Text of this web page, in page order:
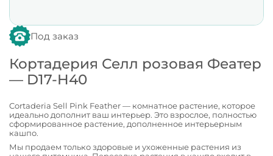
Под заказ
Кортадерия Селл розовая Феатер
— D17-H40
Cortaderia Sell Pink Feather — комнатное растение, которое
идеально дополнит ваш интерьер. Это взрослое, полностью
сформированное растение, дополненное интерьерным
кашпо.
Мы продаем только здоровые и ухоженные растения из